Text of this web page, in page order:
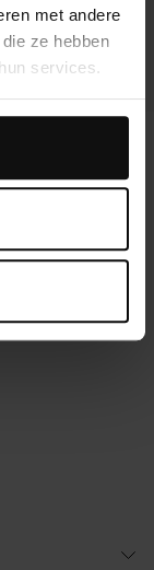
met andere
ze hebben
services.
voor
over
vindt u op